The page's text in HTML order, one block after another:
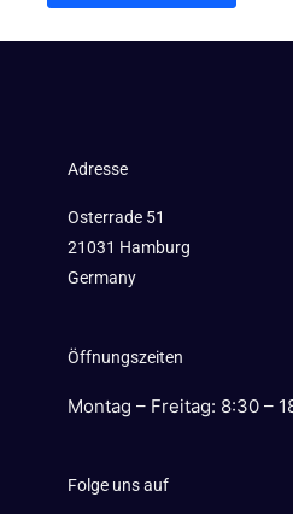
Adresse
Osterrade 51
21031 Hamburg
Germany
Öffnungszeiten
Montag – Freitag: 8:30 –
Folge uns auf